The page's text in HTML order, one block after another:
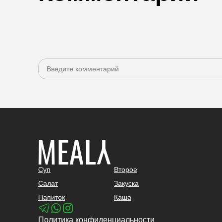
Суп
Второе
Салат
Закуска
Напиток
Каша
Политика конфиденциальности